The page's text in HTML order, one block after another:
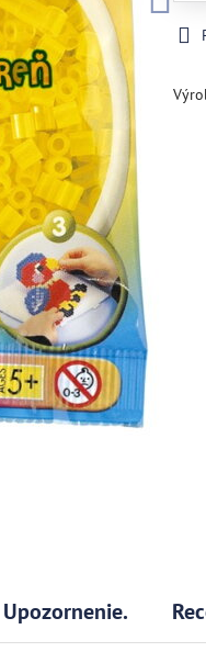
Upozornenie.